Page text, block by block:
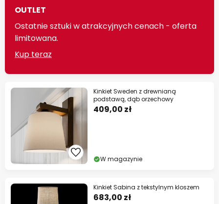
OUTLET
Ostatnie sztuki w atrakcyjnych cenach - oferta
limitowana.
Kup teraz
Kinkiet Sweden z drewnianą
podstawą, dąb orzechowy
409,00 zł
W magazynie
Kinkiet Sabina z tekstylnym kloszem
683,00 zł